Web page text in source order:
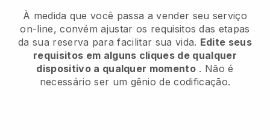
À medida que você passa a vender seu serviço
on-line, convém ajustar os requisitos das etapas
da sua reserva para facilitar sua vida. Edite seus
requisitos em alguns cliques de qualquer
dispositivo a qualquer momento . Não é
necessário ser um gênio de codificação.